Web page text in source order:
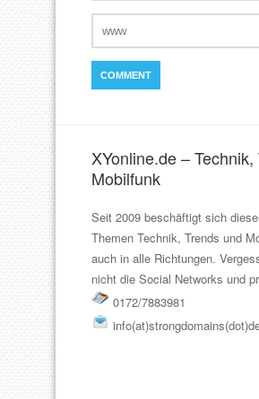
XYonline.de –
Mobilfunk
Seit 2009 beschäftigt sich
Themen Technik, Trends und
auch in alle Richtungen.
nicht die Social Networks und
0172/7883981